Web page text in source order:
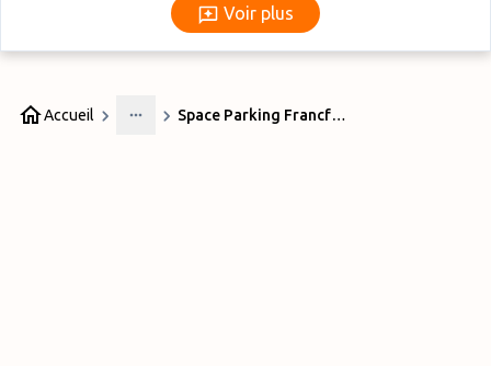
Voir plus
Voir plus
Accueil
More
Space Parking Francfort